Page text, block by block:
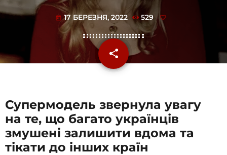
today 17 БЕРЕЗНЯ, 2022 529
share
email
Супермодель звернула увагу
на те, що багато українців
змушені залишити вдома та
тікати до інших країн